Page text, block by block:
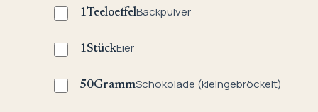
1TeeloeffelBackpulver
1StückEier
50GrammSchokolade (kleingebröckelt)